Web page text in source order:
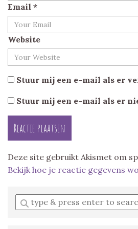
Email *
Website
Stuur mij een e-mail als er
Stuur mij een e-mail als er
Deze site gebruikt Akismet om
Bekijk hoe je reactie gegevens
Enter
a